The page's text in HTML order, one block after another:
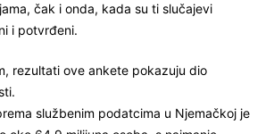
čak i onda, kada su ti slučajevi
i potvrđeni.
rezultati ove ankete pokazuju dio
službenim podatcima u Njemačkoj je